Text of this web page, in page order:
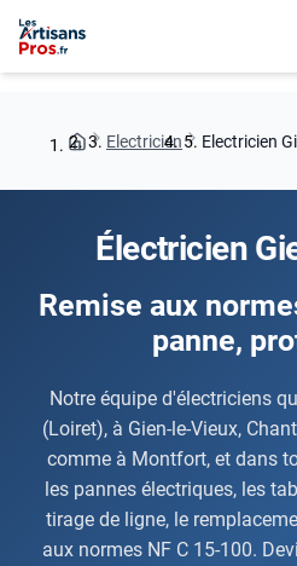
Electricien Electricien
Électricien
Remise aux
panne,
Notre équipe d'électriciens
(Loiret), à Gien-le-Vieux,
comme à Montfort, et dans
les pannes électriques, les
tirage de ligne, le
aux normes NF C 15-100.